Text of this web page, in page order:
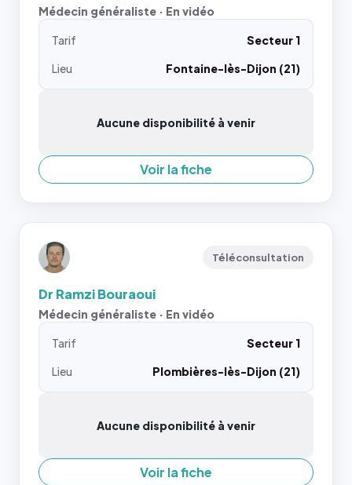
Médecin généraliste · En vidéo
Tarif
Secteur 1
Lieu
Fontaine-lès-Dijon (21)
Aucune disponibilité à venir
Voir la fiche
Téléconsultation
Dr Ramzi Bouraoui
Médecin généraliste · En vidéo
Tarif
Secteur 1
Lieu
Plombières-lès-Dijon (21)
Aucune disponibilité à venir
Voir la fiche